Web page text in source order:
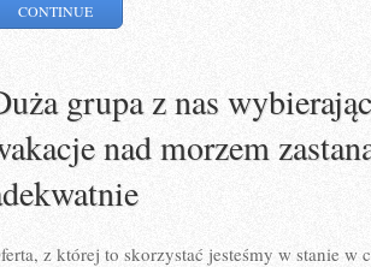
CONTINUE
grupa z nas
nad morzem
z której to skorzystać jesteśmy w stanie w